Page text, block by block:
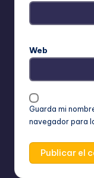
Web
Guarda mi
navegador para